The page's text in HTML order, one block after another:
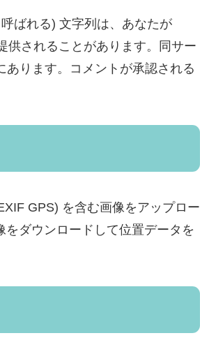
ばれる) 文字列は、あなたが
供されることがあります。同サー
あります。コメントが承認される
GPS) を含む画像をアップロー
をダウンロードして位置データを